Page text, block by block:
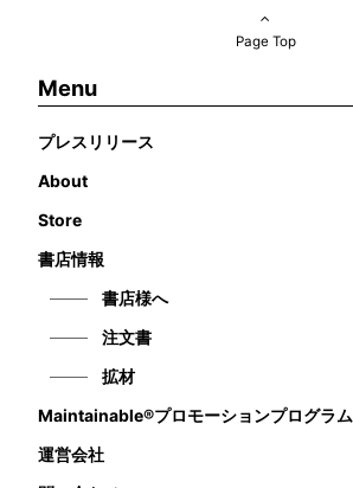
Page Top
Menu
プレスリリース
About
Store
書店情報
書店様へ
注文書
拡材
Maintainable®プロモーションプログラム
運営会社